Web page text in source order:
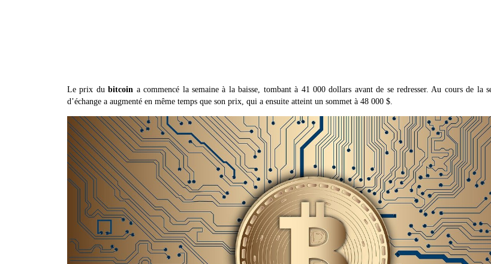
Le prix dubitcoin a commencé la semaine à la baisse, tombant à 41 000 dollars avant de se redresser. Au cours de la
d’échange a augmenté en même temps que son prix, qui a ensuite atteint un sommet à 48 000 $.